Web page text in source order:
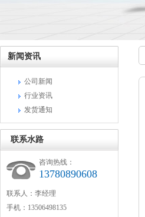
新闻资讯
公司新闻
行业资讯
发货通知
联系水路
咨询热线：
13780890608
联系人：李经理
手机：13506498135